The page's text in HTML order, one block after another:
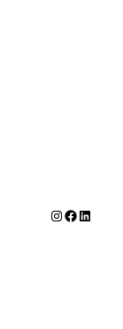
Instagram